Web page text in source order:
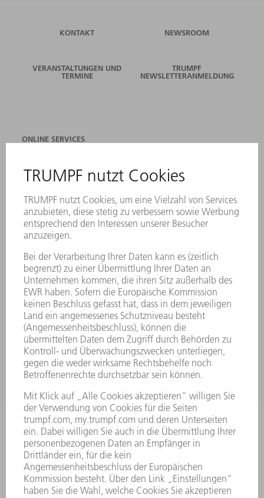
KONTAKT NEWSROOM
VERANSTALTUNGEN UND
TERMINE
TRUMPF
NEWSLETTERANMELDUNG
ONLINE SERVICES
STANDORTE
NEWSLETTER-ANMELDUNG
MYTRUMPF
SICHERHEITSDATENBLÄTTER
PRODUKTE
LASER
LEISTUNGSELEKTRONIK
ELEKTROWERKZEUGE
SMART FACTORY
SOFTWARE
SERVICES
ANWENDUNGEN
BRANCHEN
UNTERNEHMEN
KARRIERE
STELLENANGEBOTE
VORSTAND
GESCHÄFTSBERICHT
UNTERNEHMENSGRUNDSÄTZE
COMPLIANCE
HINWEISGEBERSYSTEM
SECURITY
PRESSEMITTEILUNGEN
MAGAZINE
LIEFERANTEN